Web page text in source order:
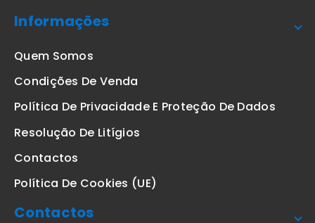
Informações
Quem Somos
Condições De Venda
Política De Privacidade E Proteção De Dados
Resolução De Litígios
Contactos
Política De Cookies (UE)
Contactos